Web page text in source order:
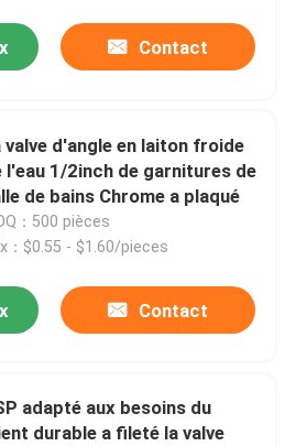
Contact
valve d'angle en laiton froide
l'eau 1/2inch de garnitures de
de bains Chrome a plaqué
：500 pièces
：$0.55 - $1.60/pieces
Contact
adapté aux besoins du
durable a fileté la valve